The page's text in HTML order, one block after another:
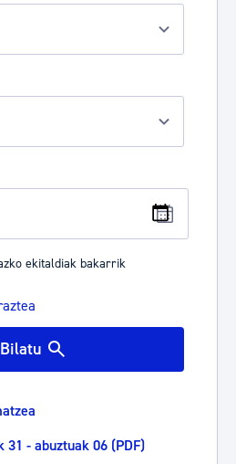
ekitaldiak bakarrik
Bilatu
31 - abuztuak 06 (PDF)